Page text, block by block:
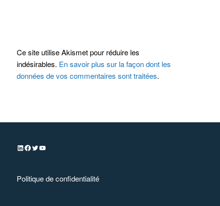
Ce site utilise Akismet pour réduire les
indésirables. En savoir plus sur la façon dont les
données de vos commentaires sont traitées.
Politique de confidentialité